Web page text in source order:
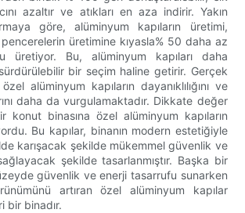
azaltır ve atıkları en aza indirir. Yakın
göre, alüminyum kapıların üretimi,
üretimine kıyasla% 50 daha az
üretiyor. Bu, alüminyum kapıları daha
bir seçim haline getirir. Gerçek
alüminyum kapıların dayanıklılığını ve
daha da vurgulamaktadır. Dikkate değer
binasına özel alüminyum kapıların
Bu kapılar, binanın modern estetiğiyle
karışacak şekilde mükemmel güvenlik ve
şekilde tasarlanmıştır. Başka bir
güvenlik ve enerji tasarrufu sunarken
artıran özel alüminyum kapılar
bir binadır.